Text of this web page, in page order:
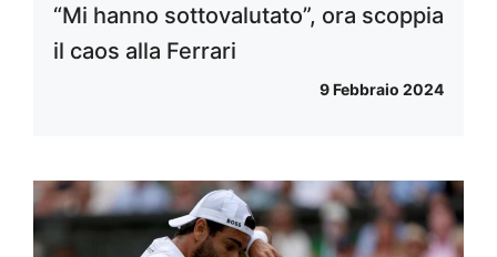
“Mi hanno sottovalutato”, ora scoppia
il caos alla Ferrari
9 Febbraio 2024